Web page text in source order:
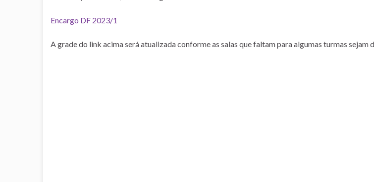
Encargo DF 2023/1
A grade do link acima será atualizada conforme as salas que faltam para algumas turmas sejam